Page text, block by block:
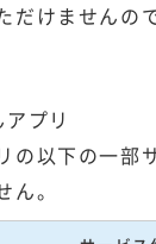
だけませんの
アプリ
の以下の一部
。